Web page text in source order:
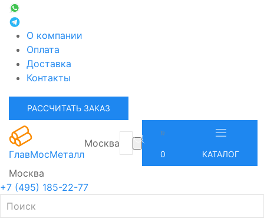
О компании
Оплата
Доставка
Контакты
РАССЧИТАТЬ ЗАКАЗ
ГлавМосМеталл
Москва
0 КАТАЛОГ
Москва
+7 (495) 185-22-77